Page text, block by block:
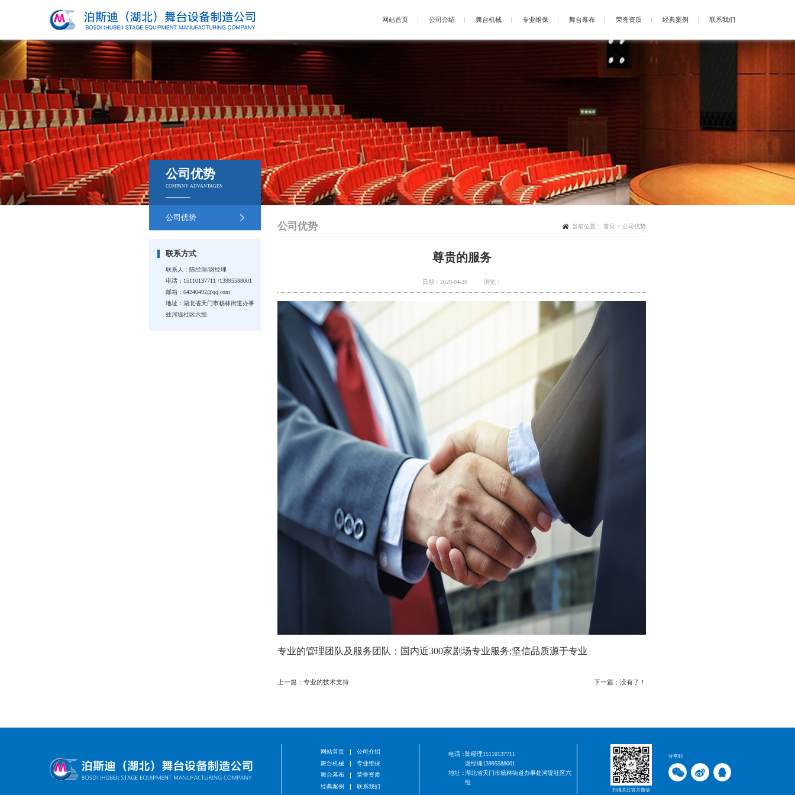
网站首页 公司介绍 舞台机械 专业维保 舞台幕布 荣誉资质 经典案例 联系我们
公司优势
COMPANY ADVANTAGES
公司优势
联系方式
联系人：陈经理/谢经理
电话：15110137711 /13995588001
邮箱：64240492@qq.com
地址：湖北省天门市杨林街道办事
处河堤社区六组
公司优势 当前位置： 首页 > 公司优势
尊贵的服务
日期：2020-04-26 浏览：
专业的管理团队及服务团队；国内近300家剧场专业服务;坚信品质源于专业
上一篇：专业的技术支持 下一篇：没有了！
网站首页
公司介绍
舞台机械
专业维保
舞台幕布
荣誉资质
经典案例
联系我们
电话：陈经理15110137711
谢经理13995588001
地址：湖北省天门市杨林街道办事处河堤社区六
组
扫描关注官方微信
分享到